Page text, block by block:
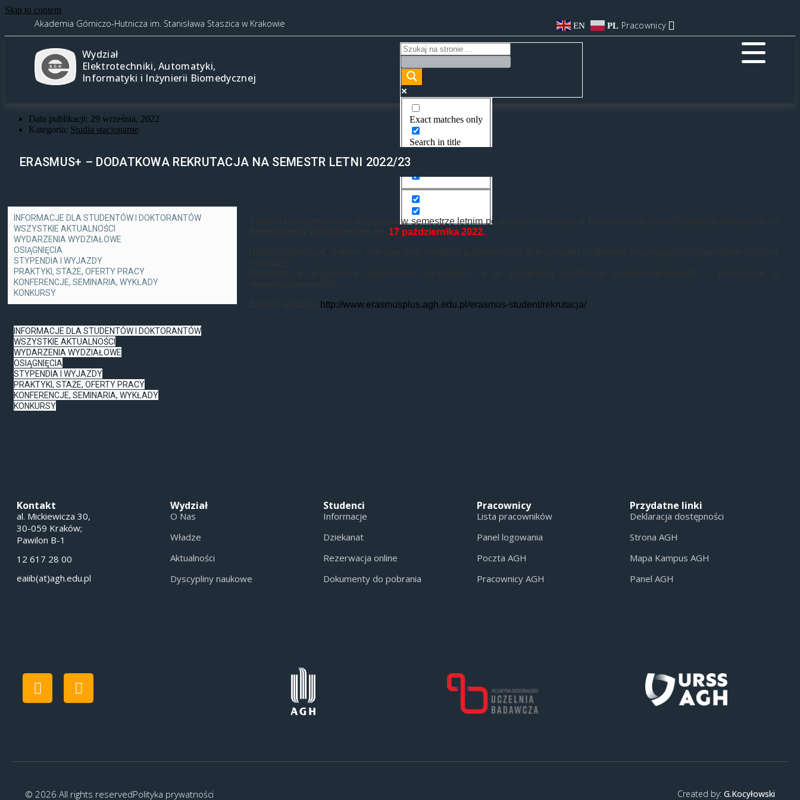
Skip to content
Akademia Górniczo-Hutnicza im. Stanisława Staszica w Krakowie EN PL Pracownicy
Wydział
Elektrotechniki, Automatyki,
Informatyki i Inżynierii Biomedycznej
Exact matches only
Search in title
Search in content
Data publikacji: 29 września, 2022
Kategoria: Studia stacjonarne
ERASMUS+ – DODATKOWA REKRUTACJA NA SEMESTR LETNI 2022/23
INFORMACJE DLA STUDENTÓW I DOKTORANTÓW
WSZYSTKIE AKTUALNOŚCI
WYDARZENIA WYDZIAŁOWE
OSIĄGNIĘCIA
STYPENDIA I WYJAZDY
PRAKTYKI, STAŻE, OFERTY PRACY
KONFERENCJE, SEMINARIA, WYKŁADY
KONKURSY
Studenci zainteresowani wyjazdem w semestrze letnim po uzyskaniu miejsca u Koordynatora umowy składają dokumenty do
17 października 2022.
http://www.erasmusplus.agh.edu.pl/erasmus-student/rekrutacja/
INFORMACJE DLA STUDENTÓW I DOKTORANTÓW
WSZYSTKIE AKTUALNOŚCI
WYDARZENIA WYDZIAŁOWE
OSIĄGNIĘCIA
STYPENDIA I WYJAZDY
PRAKTYKI, STAŻE, OFERTY PRACY
KONFERENCJE, SEMINARIA, WYKŁADY
KONKURSY
Kontakt
al. Mickiewicza 30,
30-059 Kraków;
Pawilon B-1
12 617 28 00
eaiib(at)agh.edu.pl
Wydział
O Nas
Władze
Aktualności
Dyscypliny naukowe
Studenci
Informacje
Dziekanat
Rezerwacja online
Dokumenty do pobrania
Pracownicy
Lista pracowników
Panel logowania
Poczta AGH
Pracownicy AGH
Przydatne linki
Deklaracja dostępności
Strona AGH
Mapa Kampus AGH
Panel AGH
© 2026 All rights reservedPolityka prywatności Created by: G.Kocyłowski